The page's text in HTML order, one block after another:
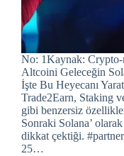
No: 1Kaynak: Crypto-
Altcoini Geleceğin
İşte Bu Heyecanı
Trade2Earn, Staking
gibi benzersiz
Sonraki Solana’
dikkat çektiği.
25…